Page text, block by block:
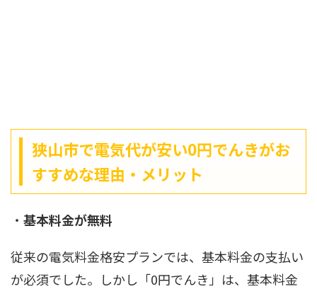
狭山市で電気代が安い0円でんきがお
すすめな理由・メリット
・ 基本料金が無料
従来の電気料金格安プランでは、基本料金の支払い
が必須でした。しかし「0円でんき」は、基本料金